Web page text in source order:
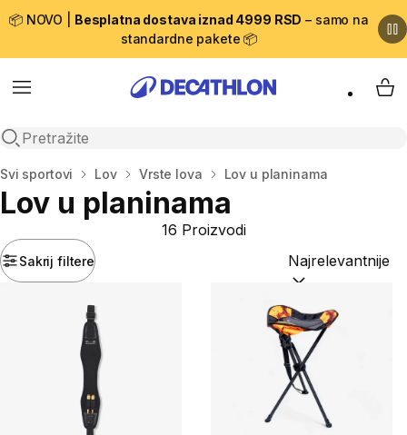
📦 NOVO | Besplatna dostava iznad 4999 RSD – samo na
standardne pakete 📦
Menu
Open search
My
Početna stranica
Svi sportovi Lov Vrste lova Lov u planinama
Lov u planinama
Sakrij filtere
16 Proizvodi
Sortiraj po: